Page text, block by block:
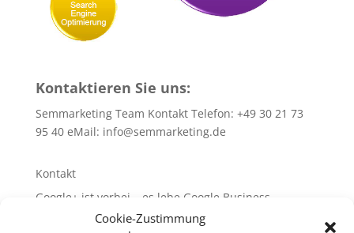
Cookie-Zustimmung
Kontaktieren Sie uns:
Semmarketing Team Kontakt Telefon: +49 30 21 73
95 40 eMail: info@semmarketing.de
Kontakt
Google+ ist vorbei – es lebe Google Business
10 SEO-TIPPS